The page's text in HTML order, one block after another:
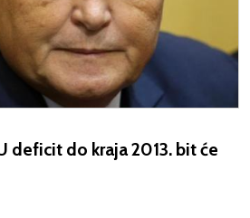
deficit do kraja 2013. bit će